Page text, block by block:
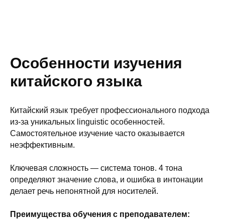
Особенности изучения
китайского языка
Китайский язык требует профессионального подхода
из-за уникальных linguistic особенностей.
Самостоятельное изучение часто оказывается
неэффективным.
Ключевая сложность — система тонов. 4 тона
определяют значение слова, и ошибка в интонации
делает речь непонятной для носителей.
Преимущества обучения с преподавателем: